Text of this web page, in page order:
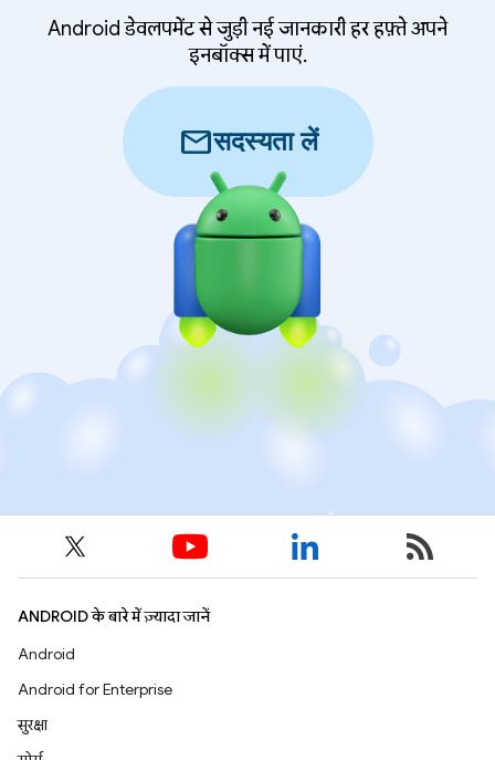
Android डेवलपमेंट से जुड़ी नई जानकारी हर हफ़्ते अपने
इनबॉक्स में पाएं.
mailसदस्यता लें
ANDROID के बारे में ज़्यादा जानें
Android
Android for Enterprise
सुरक्षा